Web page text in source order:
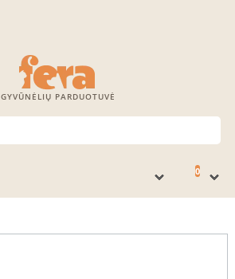
GYVŪNĖLIŲ PARDUOTUVĖ
0